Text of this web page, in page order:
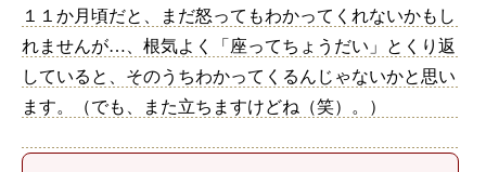
１１か月頃だと、まだ怒ってもわかってくれないかもし
れませんが…、根気よく「座ってちょうだい」とくり返
していると、そのうちわかってくるんじゃないかと思い
ます。（でも、また立ちますけどね（笑）。）